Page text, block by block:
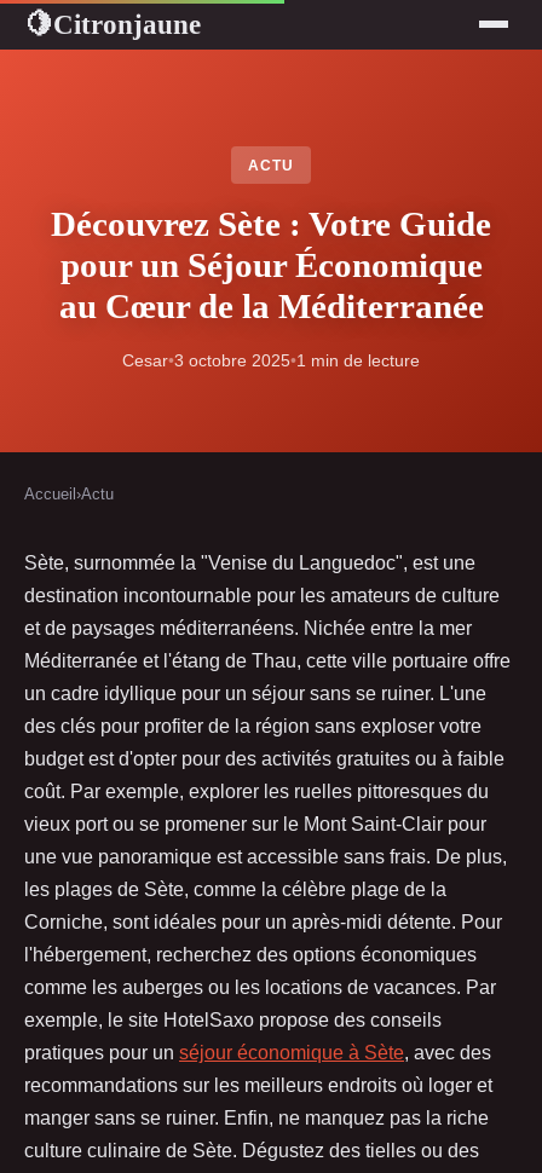
🍋Citronjaune
ACTU
Découvrez Sète : Votre Guide
pour un Séjour Économique
au Cœur de la Méditerranée
Cesar•3 octobre 2025•1 min de lecture
Accueil ›Actu
Sète, surnommée la "Venise du Languedoc", est une
destination incontournable pour les amateurs de culture
et de paysages méditerranéens. Nichée entre la mer
Méditerranée et l'étang de Thau, cette ville portuaire offre
un cadre idyllique pour un séjour sans se ruiner. L'une
des clés pour profiter de la région sans exploser votre
budget est d'opter pour des activités gratuites ou à faible
coût. Par exemple, explorer les ruelles pittoresques du
vieux port ou se promener sur le Mont Saint-Clair pour
une vue panoramique est accessible sans frais. De plus,
les plages de Sète, comme la célèbre plage de la
Corniche, sont idéales pour un après-midi détente. Pour
l'hébergement, recherchez des options économiques
comme les auberges ou les locations de vacances. Par
exemple, le site HotelSaxo propose des conseils
pratiques pour un séjour économique à Sète, avec des
recommandations sur les meilleurs endroits où loger et
manger sans se ruiner. Enfin, ne manquez pas la riche
culture culinaire de Sète. Dégustez des tielles ou des